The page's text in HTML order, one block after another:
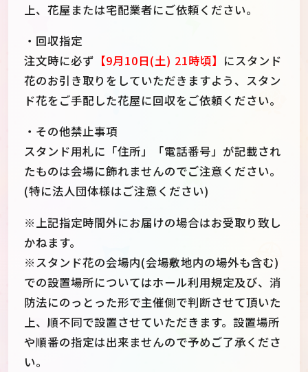
上、花屋または宅配業者にご依頼ください。
・回収指定
注文時に必ず 【9月10日(土) 21時頃】 にスタンド
花のお引き取りをしていただきますよう、スタン
ド花をご手配した花屋に回収をご依頼ください。
・その他禁止事項
スタンド用札に「住所」「電話番号」が記載され
たものは会場に飾れませんのでご注意ください。
(特に法人団体様はご注意ください)
※上記指定時間外にお届けの場合はお受取り致し
かねます。
※スタンド花の会場内(会場敷地内の場外も含む)
での設置場所についてはホール利用規定及び、消
防法にのっとった形で主催側で判断させて頂いた
上、順不同で設置させていただきます。設置場所
や順番の指定は出来ませんので予めご了承くださ
い。